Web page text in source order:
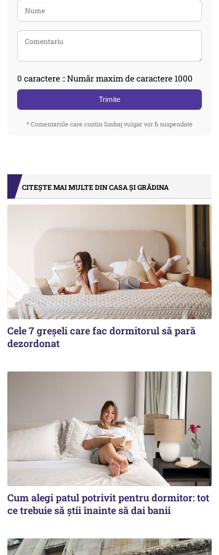
0 caractere :: Număr maxim de caractere 1000
Trimite
* Comentariile care contin limbaj vulgar vor fi suspendate
CITEȘTE MAI MULTE DIN CASA ȘI GRĂDINA
Cele 7 greșeli care fac dormitorul să pară
dezordonat
Cum alegi patul potrivit pentru dormitor: tot
ce trebuie să știi înainte să dai banii